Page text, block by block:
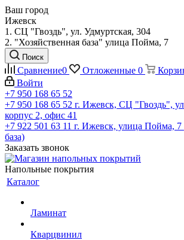
Ваш город
Ижевск
1. СЦ "Гвоздь", ул. Удмуртская, 304
2. "Хозяйственная база" улица Пойма, 7
Поиск
Сравнение0 Отложенные 0
Войти
+7 950 168 65 52
+7 950 168 65 52 г. Ижевск, СЦ "Гвоздь",
корпус 2, офис 41
+7 922 501 63 11 г. Ижевск, улица Пойма, 7
база)
Заказать звонок
Напольные покрытия
Каталог
Ламинат
Кварцвинил